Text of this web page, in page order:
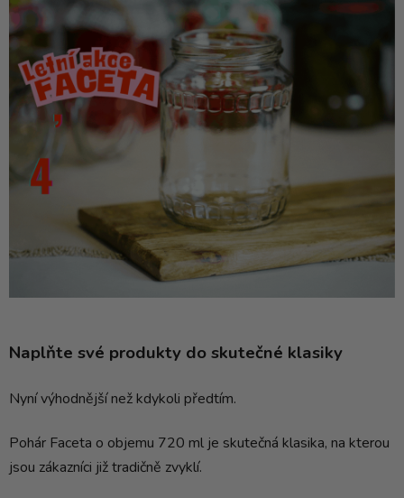
Naplňte své produkty do skutečné klasiky
Nyní výhodnější než kdykoli předtím.
Pohár Faceta o objemu 720 ml je skutečná klasika, na kterou
jsou zákazníci již tradičně zvyklí.